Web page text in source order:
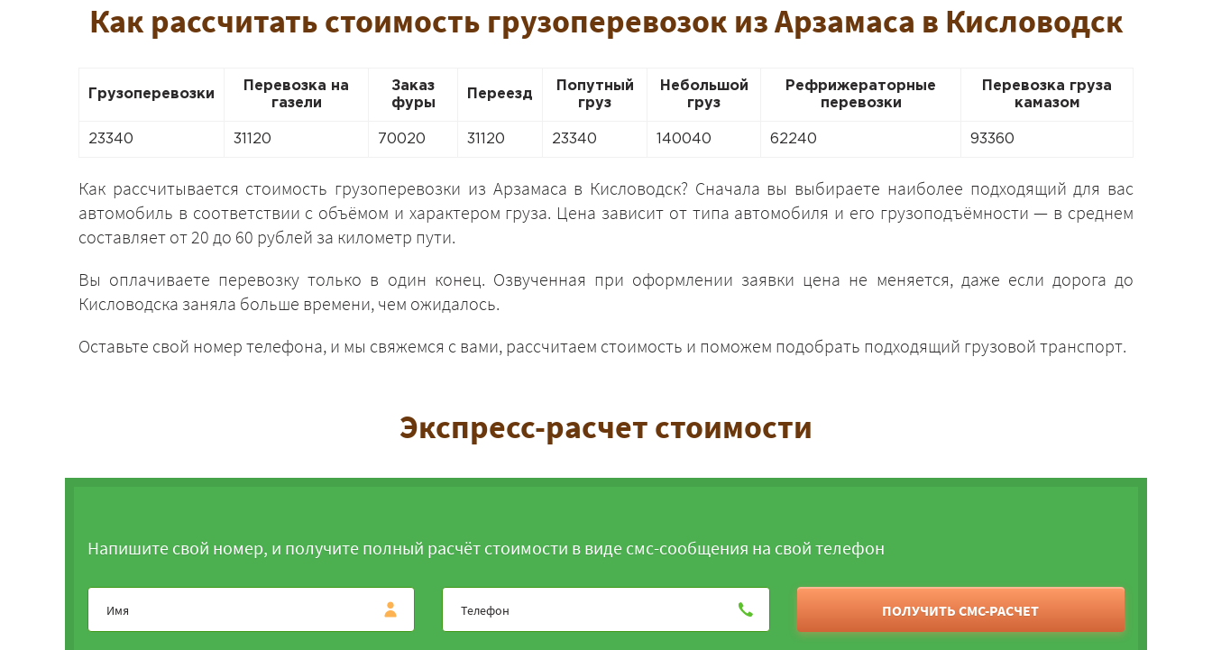
Как рассчитать стоимость грузоперевозок из Арзамаса в Кисловодск
Грузоперевозки
Перевозка на
газели
Заказ
фуры
Переезд
Попутный
груз
Небольшой
груз
Рефрижераторные
перевозки
Перевозка груза
камазом
23340 31120 70020 31120 23340 140040 62240 93360
Как рассчитывается стоимость грузоперевозки из Арзамаса в Кисловодск? Сначала вы выбираете наиболее подходящий для вас
автомобиль в соответствии с объёмом и характером груза. Цена зависит от типа автомобиля и его грузоподъёмности — в среднем
составляет от 20 до 60 рублей за километр пути.
Вы оплачиваете перевозку только в один конец. Озвученная при оформлении заявки цена не меняется, даже если дорога до
Кисловодска заняла больше времени, чем ожидалось.
Оставьте свой номер телефона, и мы свяжемся с вами, рассчитаем стоимость и поможем подобрать подходящий грузовой транспорт.
Экспресс-расчет стоимости
Напишите свой номер, и получите полный расчёт стоимости в виде смс-сообщения на свой телефон
ПОЛУЧИТЬ СМС-РАСЧЕТ
+7 (499) 520-05-23
ЗАКАЗАТЬ